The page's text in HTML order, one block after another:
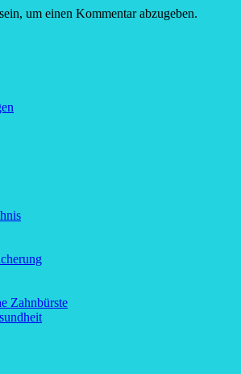
sein, um einen Kommentar abzugeben.
Zahnbürste